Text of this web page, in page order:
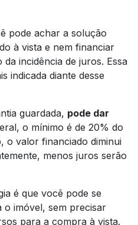
pode achar a solução
à vista e nem financiar
incidência de juros. Essa
indicada diante desse
guardada, pode dar
o mínimo é de 20% do
o valor financiado diminui
menos juros serão
é que você pode se
o imóvel, sem precisar
para a compra à vista.